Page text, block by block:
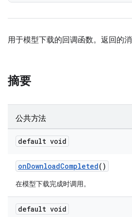
用于模型下载的回调函数。返回的消
摘要
公共方法
default void
onDownloadCompleted()
在模型下载完成时调用。
default void